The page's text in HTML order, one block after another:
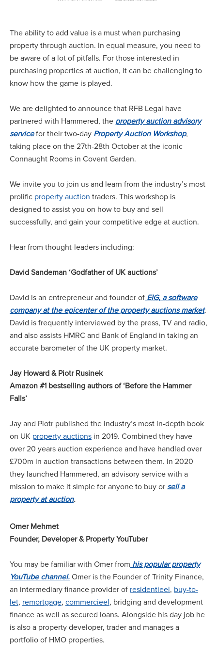
The ability to add value is a must when purchasing
property through auction. In equal measure, you need to
be aware of a lot of pitfalls. For those interested in
purchasing properties at auction, it can be challenging to
know how the game is played.
We are delighted to announce that RFB Legal have
partnered with Hammered, the property auction advisory
servicefor their two-day Property Auction Workshop,
taking place on the 27th-28th October at the iconic
Connaught Rooms in Covent Garden.
We invite you to join us and learn from the industry’s most
prolific property auction traders. This workshop is
designed to assist you on how to buy and sell
successfully, and gain your competitive edge at auction.
Hear from thought-leaders including:
David Sandeman ‘Godfather of UK auctions’
David is an entrepreneur and founder of EIG, a software
company at the epicenter of the property auctions market.
David is frequently interviewed by the press, TV and radio,
and also assists HMRC and Bank of England in taking an
accurate barometer of the UK property market.
Jay Howard & Piotr Rusinek
Amazon #1 bestselling authors of ‘Before the Hammer
Falls’
Jay and Piotr published the industry’s most in-depth book
on UK property auctions in 2019. Combined they have
over 20 years auction experience and have handled over
£700m in auction transactions between them. In 2020
they launched Hammered, an advisory service with a
mission to make it simple for anyone to buy or sell a
property at auction.
Omer Mehmet
Founder, Developer & Property YouTuber
You may be familiar with Omer from his popular property
YouTube channel.Omer is the Founder of Trinity Finance,
an intermediary finance provider of residentieel, buy-to-
let, remortgage, commercieel, bridging and development
finance as well as secured loans. Alongside his day job he
is also a property developer, trader and manages a
portfolio of HMO properties.